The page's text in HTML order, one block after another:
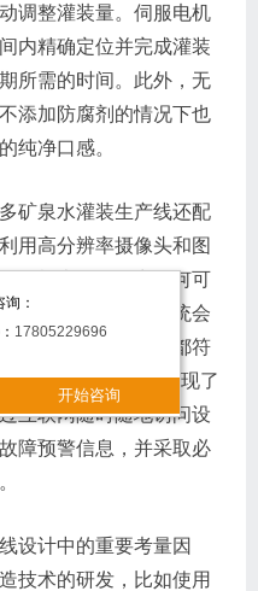
调整灌装量。伺服电机
内精确定位并完成灌装
所需的时间。此外，无
添加防腐剂的情况下也
纯净口感。
矿泉水灌装生产线还配
用高分辨率摄像头和图
面检查，识别出任何可
一旦发现问题，系统会
，确保每一件成品都符
术的应用让设备实现了
互联网随时随地访问设
障预警信息，并采取必
设计中的重要考量因
技术的研发，比如使用
：
17805229696
开始咨询